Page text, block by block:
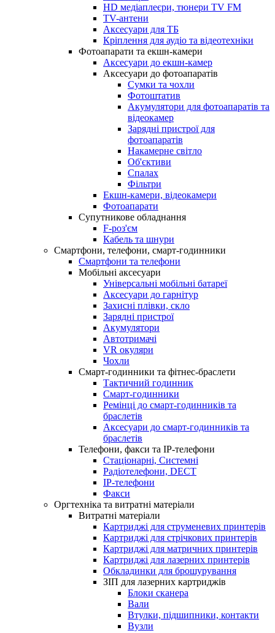
HD медіаплеєри, тюнери TV FM
TV-антени
Аксесуари для ТБ
Кріплення для аудіо та відеотехніки
Фотоапарати та екшн-камери
Аксесуари до екшн-камер
Аксесуари до фотоапаратів
Сумки та чохли
Фотоштатив
Акумулятори для фотоапаратів та
відеокамер
Зарядні пристрої для
фотоапаратів
Накамерне світло
Об'єктиви
Спалах
Фільтри
Екшн-камери, відеокамери
Фотоапарати
Супутникове обладнання
F-роз'єм
Кабель та шнури
Смартфони, телефони, смарт-годинники
Смартфони та телефони
Мобільні аксесуари
Універсальні мобільні батареї
Аксесуари до гарнітур
Захисні плівки, скло
Зарядні пристрої
Акумулятори
Автотримачі
VR окуляри
Чохли
Смарт-годинники та фітнес-браслети
Тактичний годинник
Смарт-годинники
Ремінці до смарт-годинників та
браслетів
Аксесуари до смарт-годинників та
браслетів
Телефони, факси та IP-телефони
Стаціонарні, Системні
Радіотелефони, DECT
IP-телефони
Факси
Оргтехніка та витратні матеріали
Витратні матеріали
Картриджі для струменевих принтерів
Картриджі для стрічкових принтерів
Картриджі для матричних принтерів
Картриджі для лазерних принтерів
Обкладинки для брошурування
ЗІП для лазерних картриджів
Блоки сканера
Вали
Втулки, підшипники, контакти
Вузли